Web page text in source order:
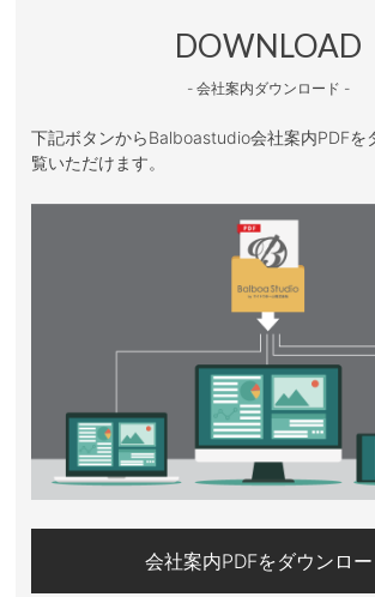
DOWNLOAD
- 会社案内ダウンロード -
下記ボタンからBalboastudio会社案内PDFを
覧いただけます。
会社案内PDFをダウンロー